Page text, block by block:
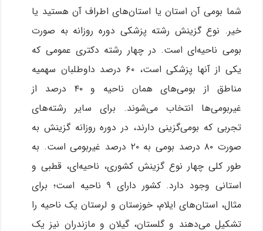
شما بومی آن استان یا استان‌های اطراف آن هستید یا
خیر. نوع گزینش رشته پزشکی دوره روزانه به صورت
بومی ناحیه‌ای است. در چهار رشته دکتری عمومی که
یکی از آنها پزشکی است، ۶۰ درصد داوطلبان سهمیه
مناطق از بومی‌های همان ناحیه و ۴۰ درصد از
غیربومی‌ها انتخاب می‌شوند. برای سایر رشته‌های
تجربی که بومی‌گزینی دارند، در دوره روزانه گزینش به
صورت ۸۰ درصد بومی به ۲۰ درصد غیربومی است. به
طور کلی چهار نوع گزینش کشوری، ناحیه‌ای، قطبی و
استانی وجود دارد. کشور دارای ۹ ناحیه است؛ برای
مثال، استان‌های ایلام، خوزستان و لرستان یک ناحیه را
تشکیل می‌دهند و گلستان، گیلان و مازندران نیز یک